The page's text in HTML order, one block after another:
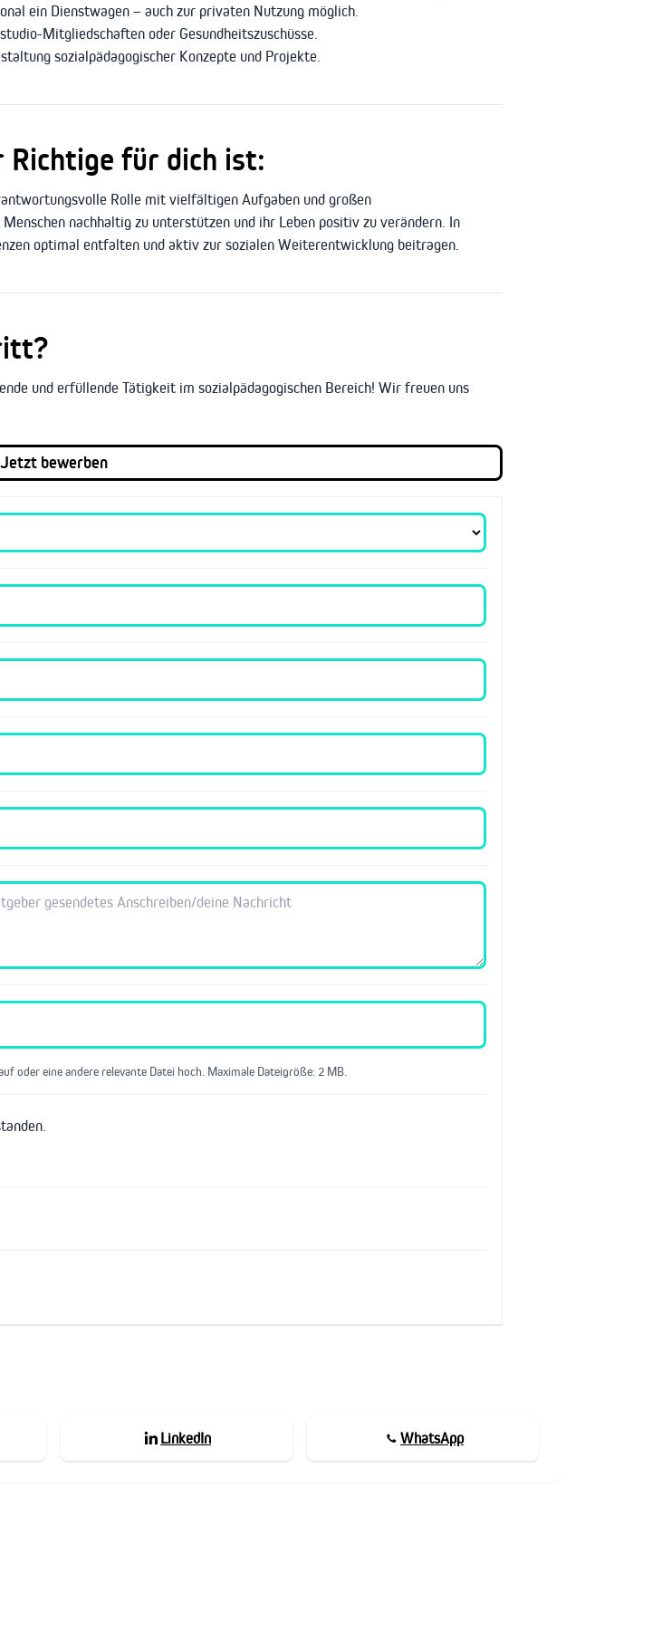
ein Dienstwagen – auch zur privaten Nutzung möglich.
Mitgliedschaften oder Gesundheitszuschüsse.
sozialpädagogischer Konzepte und Projekte.
Richtige für dich ist:
Rolle mit vielfältigen Aufgaben und großen
nachhaltig zu unterstützen und ihr Leben positiv zu verändern. In
optimal entfalten und aktiv zur sozialen Weiterentwicklung beitragen.
und erfüllende Tätigkeit im sozialpädagogischen Bereich! Wir freuen uns
oder eine andere relevante Datei hoch. Maximale Dateigröße: 2 MB.
LinkedIn WhatsApp